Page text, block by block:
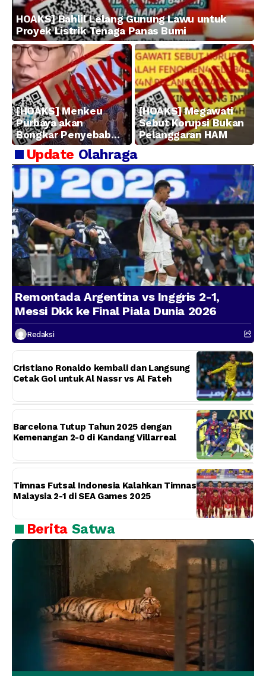
HOAKS] Bahlil Lelang Gunung Lawu untuk
Proyek Listrik Tenaga Panas Bumi
[HOAKS] Menkeu
Purbaya akan
Bongkar Penyebab
Kerugian BUMN
[HOAKS] Megawati
Sebut Korupsi Bukan
Pelanggaran HAM
Update Olahraga
Remontada Argentina vs Inggris 2-1,
Messi Dkk ke Final Piala Dunia 2026
Redaksi
Cristiano Ronaldo kembali dan Langsung
Cetak Gol untuk Al Nassr vs Al Fateh
Barcelona Tutup Tahun 2025 dengan
Kemenangan 2-0 di Kandang Villarreal
Timnas Futsal Indonesia Kalahkan Timnas
Malaysia 2-1 di SEA Games 2025
Berita Satwa